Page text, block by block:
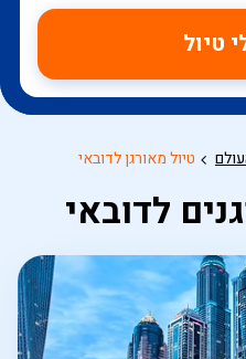
טיול
טיול מאורגן לדובאי
לדובאי